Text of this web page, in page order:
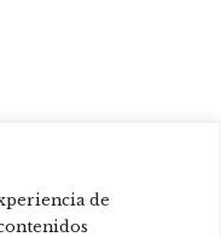
de